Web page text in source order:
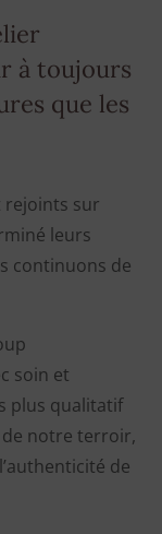
à toujours
que les
rejoints sur
leurs
continuons de
soin et
plus qualitatif
de notre terroir,
de